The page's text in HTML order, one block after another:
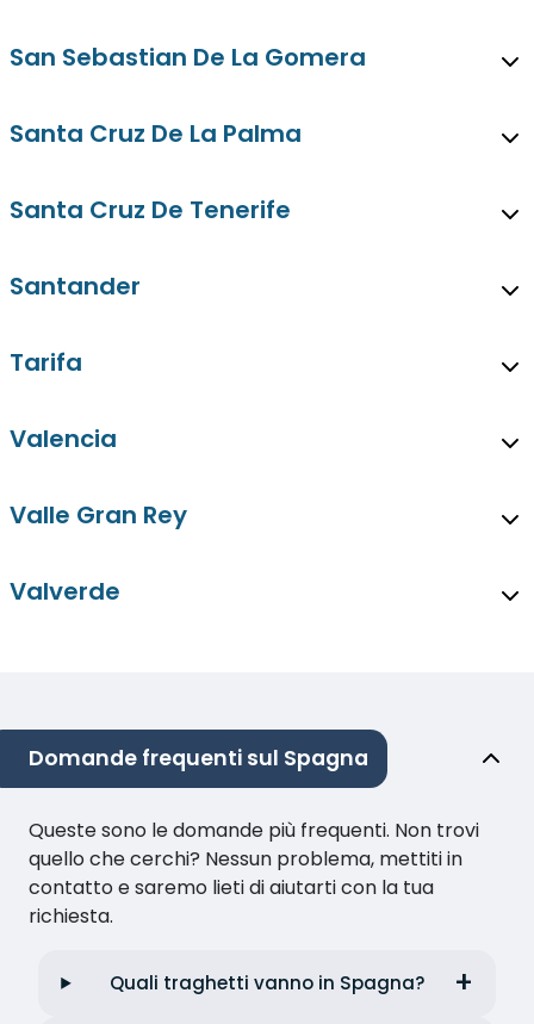
San Sebastian De La Gomera
Santa Cruz De La Palma
Santa Cruz De Tenerife
Santander
Tarifa
Valencia
Valle Gran Rey
Valverde
Domande frequenti sul Spagna
Queste sono le domande più frequenti. Non trovi
quello che cerchi? Nessun problema, mettiti in
contatto e saremo lieti di aiutarti con la tua
richiesta.
Quali traghetti vanno in Spagna?